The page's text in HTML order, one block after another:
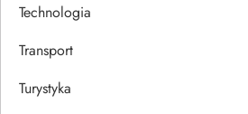
Technologia
Transport
Turystyka